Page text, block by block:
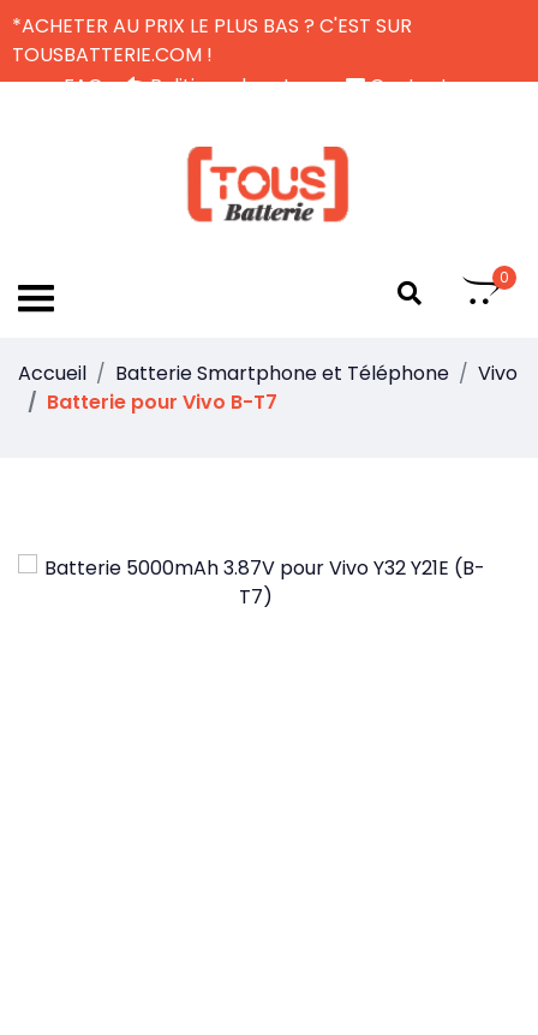
*ACHETER AU PRIX LE PLUS BAS ? C'EST SUR
TOUSBATTERIE.COM !
FAQ
Politique de retour
Contactez-nous
0
Accueil Batterie Smartphone et Téléphone
Vivo
Batterie pour Vivo B-T7